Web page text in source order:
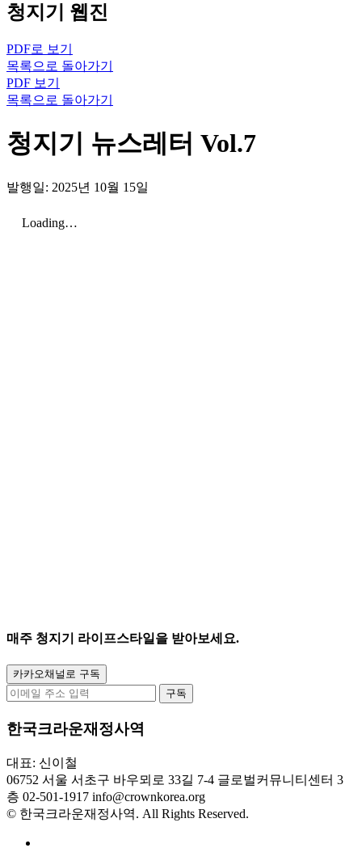
청지기 웹진
PDF로 보기
목록으로 돌아가기
PDF 보기
목록으로 돌아가기
청지기 뉴스레터 Vol.7
발행일: 2025년 10월 15일
매주 청지기 라이프스타일 을 받아보세요.
카카오채널로 구독
구독
한국크라운재정사역
대표: 신이철
06752 서울 서초구 바우뫼로 33길 7-4 글로벌커뮤니티센터 3
층 02-501-1917 info@crownkorea.org
© 한국크라운재정사역. All Rights Reserved.